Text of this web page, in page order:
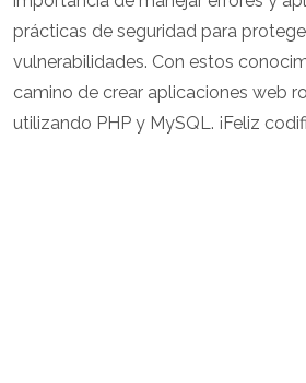
prácticas de seguridad para
vulnerabilidades. Con estos
camino de crear aplicaciones web
utilizando PHP y MySQL. ¡Feliz